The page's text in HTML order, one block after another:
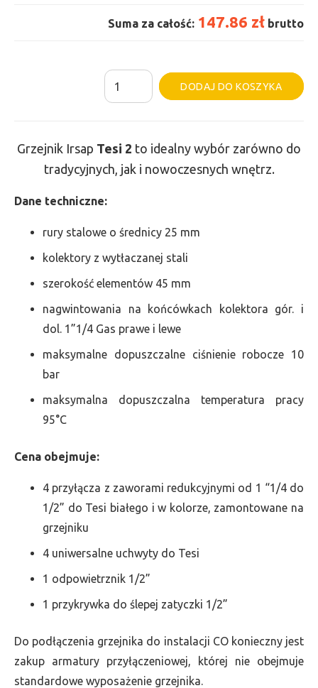
Suma za całość: 147.86 zł brutto
ilość
Grzejnik
-
wys.
szer.
90,
moc
DODAJ DO KOSZYKA
Grzejnik Irsap Tesi 2 to idealny wybór zarówno do
tradycyjnych, jak i nowoczesnych wnętrz.
Dane techniczne:
rury stalowe o średnicy 25 mm
kolektory z wytłaczanej stali
szerokość elementów 45 mm
nagwintowania na końcówkach kolektora gór. i
dol. 1”1/4 Gas prawe i lewe
maksymalne dopuszczalne ciśnienie robocze 10
bar
maksymalna dopuszczalna temperatura pracy
95°C
Cena obejmuje:
4 przyłącza z zaworami redukcyjnymi od 1 “1/4 do
1/2” do Tesi białego i w kolorze, zamontowane na
grzejniku
4 uniwersalne uchwyty do Tesi
1 odpowietrznik 1/2”
1 przykrywka do ślepej zatyczki 1/2”
Do podłączenia grzejnika do instalacji CO konieczny jest
zakup armatury przyłączeniowej, której nie obejmuje
standardowe wyposażenie grzejnika.